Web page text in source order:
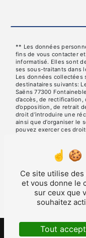
** Les données
fins de vous contacter
informatisé. Elles sont
ses sous-traitants dans
Les données collectées
destinataires suivants:
Saëns 77300
d’accès, de
d’opposition, de retrait
droit d’introduire une
ainsi que d’organiser le
pouvez exercer ces
Saëns 77300
lca@lcasps.fr. Un
Nous conservons vos
contact puis pendant
probatoires et de
vous inscrire sur la
disponible à cette
pour plus d’informations
Ce site utilise des
et vous donne le
sur ceux que
souhaitez
Tout